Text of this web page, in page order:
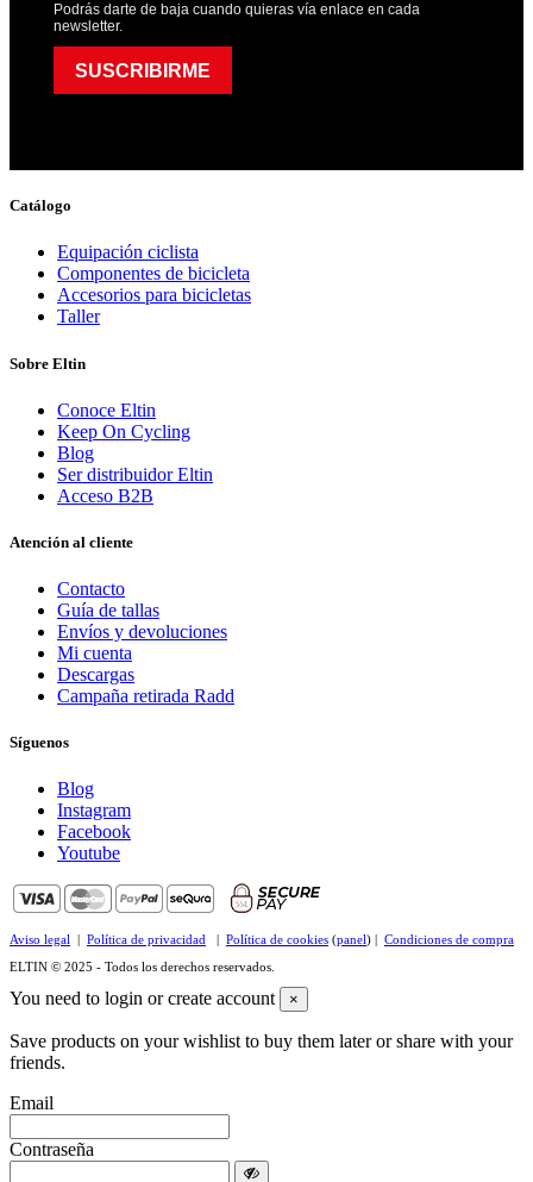
Podrás darte de baja cuando quieras vía enlace en cada
newsletter.
SUSCRIBIRME
Catálogo
Equipación ciclista
Componentes de bicicleta
Accesorios para bicicletas
Taller
Sobre Eltin
Conoce Eltin
Keep On Cycling
Blog
Ser distribuidor Eltin
Acceso B2B
Atención al cliente
Contacto
Guía de tallas
Envíos y devoluciones
Mi cuenta
Descargas
Campaña retirada Radd
Síguenos
Blog
Instagram
Facebook
Youtube
Aviso legal Política de privacidad Política de cookies (panel) | Condiciones de compra
ELTIN © 2025 - Todos los derechos reservados.
You need to login or create account ×
Save products on your wishlist to buy them later or share with your
friends.
Email
Contraseña